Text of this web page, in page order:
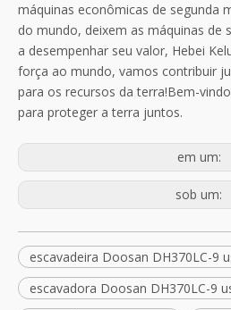
máquinas econômicas de segunda
do mundo, deixem as máquinas de
a desempenhar seu valor, Hebei
força ao mundo, vamos contribuir
para os recursos da terra!Bem-
para proteger a terra juntos.
em um:
sob um:
escavadeira Doosan DH370LC-9
escavadora Doosan DH370LC-9